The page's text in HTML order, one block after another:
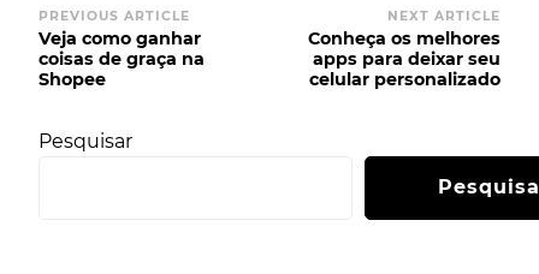
Post
Navigation
PREVIOUS ARTICLE
Veja como ganhar
coisas de graça na
Shopee
NEXT ARTICLE
Conheça os melhores
apps para deixar seu
celular personalizado
Pesquisar